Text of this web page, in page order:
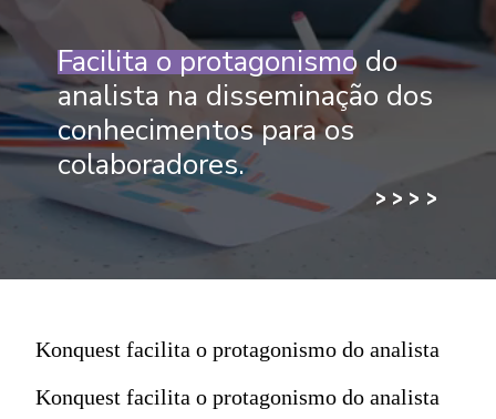
Facilita o protagonismo do
analista na disseminação dos
conhecimentos para os
colaboradores.
>
>
> >
Konquest facilita o protagonismo do analista
Konquest facilita o protagonismo do analista